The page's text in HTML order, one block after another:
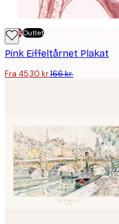
-70%Outlet
Pink Eiffeltårnet Plakat
Fra 45,30 kr.166 kr.